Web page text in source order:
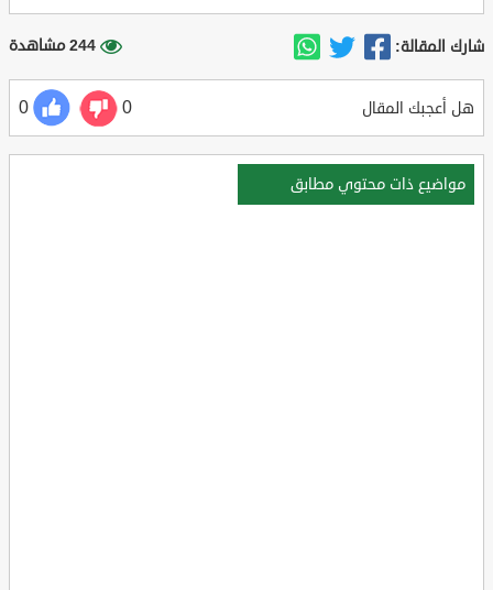
شارك المقالة: 244 مشاهدة
هل أعجبك المقال 0
0
مواضيع ذات محتوي مطابق